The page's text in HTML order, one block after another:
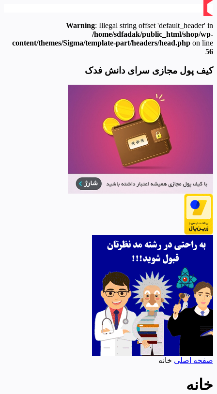
Warning: Illegal string offset 'default_header' in
/home/sdfadak/public_html/shop/wp-
content/themes/Sigma/template-part/headers/head.php on line
56
کیف پول مجازی سرای دانش فدک
صفحه اصلی خانه
خانه